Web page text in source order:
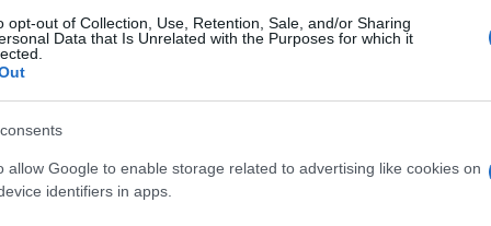
opt-out of Collection, Use, Retention, Sale, and/or Sharing
Data that Is Unrelated with the Purposes for which it
allow Google to enable storage related to advertising like cookies on
identifiers in apps.
svoje kolo na servis, pridružite se izzivu in postanite
Več informacij o projektu najdete na uradni spletni